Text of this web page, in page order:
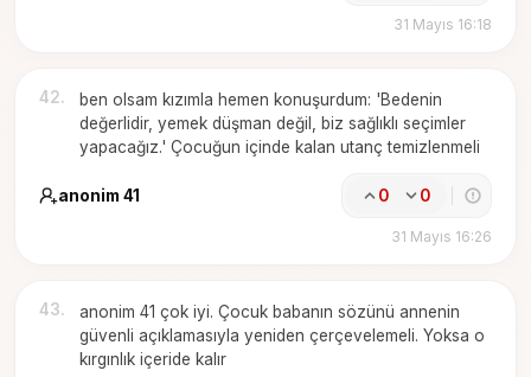
31 Mayıs 16:18
42.
ben olsam kızımla hemen konuşurdum: 'Bedenin
değerlidir, yemek düşman değil, biz sağlıklı seçimler
yapacağız.' Çocuğun içinde kalan utanç temizlenmeli
anonim 41 0 0
31 Mayıs 16:26
43.
anonim 41 çok iyi. Çocuk babanın sözünü annenin
güvenli açıklamasıyla yeniden çerçevelemeli. Yoksa o
kırgınlık içeride kalır